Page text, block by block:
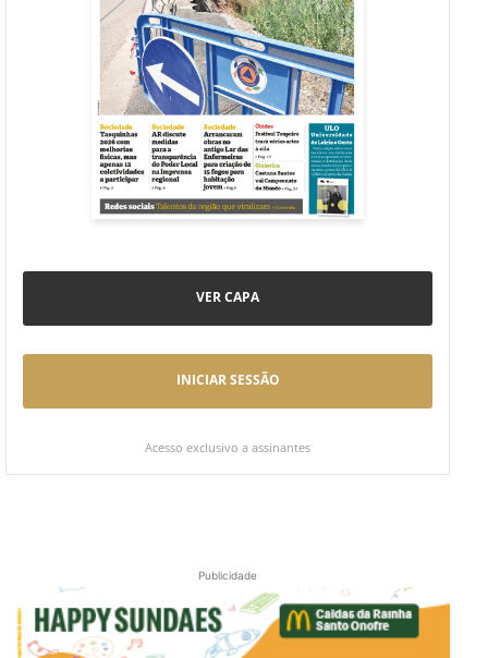
VER CAPA
INICIAR SESSÃO
Acesso exclusivo a assinantes
Publicidade